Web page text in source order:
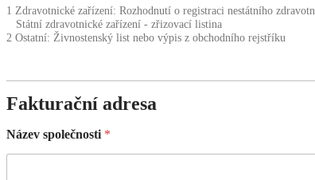
1 Zdravotnické zařízení: Rozhodnutí o registraci nestátního
Státní zdravotnické zařízení - zřizovací listina
2 Ostatní: Živnostenský list nebo výpis z obchodního rejstříku
Fakturační adresa
Název společnosti *